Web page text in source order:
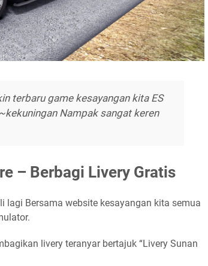
terbaru game kesayangan kita ES
Nampak sangat keren
– Berbagi Livery Gratis
lagi Bersama website kesayangan kita semua
livery teranyar bertajuk “Livery Sunan